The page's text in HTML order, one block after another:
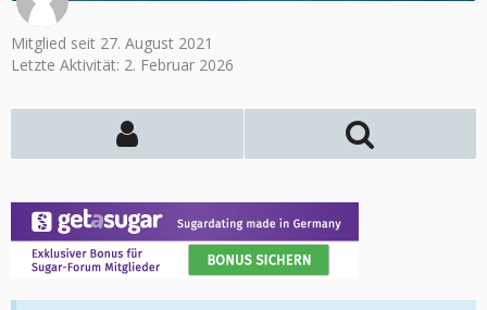
Mitglied seit 27. August 2021
Letzte Aktivität: 2. Februar 2026